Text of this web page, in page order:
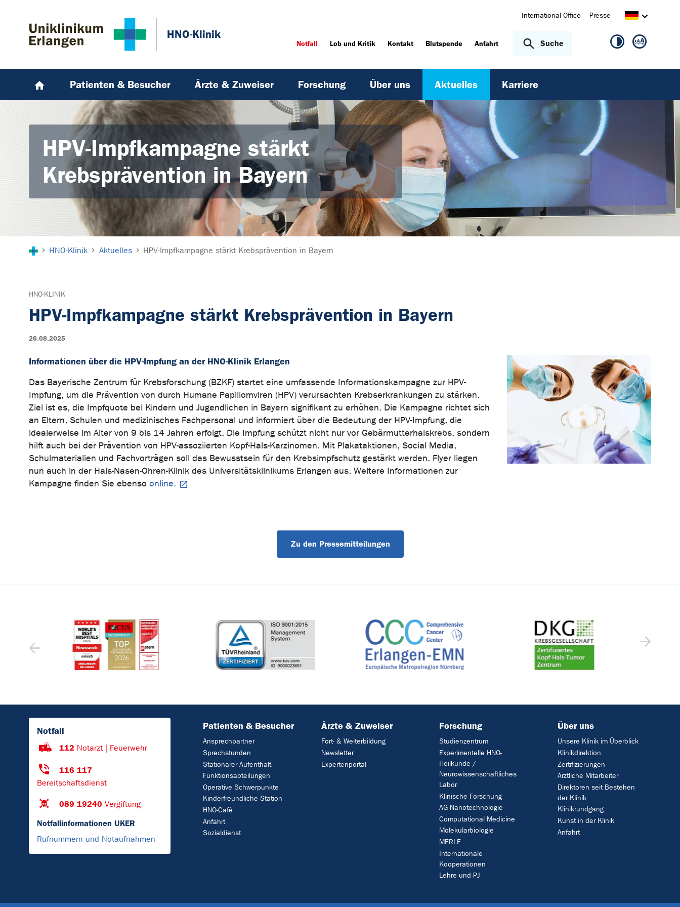
HNO-Klinik
International Office Presse
Notfall Lob und Kritik Kontakt Blutspende Anfahrt Suche
Patienten & Besucher Ärzte & Zuweiser Forschung Über uns Aktuelles Karriere
HPV-Impfkampagne stärkt
Krebsprävention in Bayern
HNO-Klinik Aktuelles HPV-Impfkampagne stärkt Krebsprävention in Bayern
HNO-KLINIK
HPV-Impfkampagne stärkt Krebsprävention in Bayern
26.08.2025
Informationen über die HPV-Impfung an der HNO-Klinik Erlangen
Das Bayerische Zentrum für Krebsforschung (BZKF) startet eine umfassende Informationskampagne zur HPV-
Impfung, um die Prävention von durch Humane Papillomviren (HPV) verursachten Krebserkrankungen zu stärken.
Ziel ist es, die Impfquote bei Kindern und Jugendlichen in Bayern signifikant zu erhöhen. Die Kampagne richtet sich
an Eltern, Schulen und medizinisches Fachpersonal und informiert über die Bedeutung der HPV-Impfung, die
idealerweise im Alter von 9 bis 14 Jahren erfolgt. Die Impfung schützt nicht nur vor Gebärmutterhalskrebs, sondern
hilft auch bei der Prävention von HPV-assoziierten Kopf-Hals-Karzinomen. Mit Plakataktionen, Social Media,
Schulmaterialien und Fachvorträgen soll das Bewusstsein für den Krebsimpfschutz gestärkt werden. Flyer liegen
nun auch in der Hals-Nasen-Ohren-Klinik des Universitätsklinikums Erlangen aus. Weitere Informationen zur
Kampagne finden Sie ebenso online.
Zu den Pressemitteilungen
Notfall
112 Notarzt | Feuerwehr
116 117
Bereitschaftsdienst
089 19240 Vergiftung
Notfallinformationen UKER
Rufnummern und Notaufnahmen
Patienten & Besucher
Ansprechpartner
Sprechstunden
Stationärer Aufenthalt
Funktionsabteilungen
Operative Schwerpunkte
Kinderfreundliche Station
HNO-Café
Anfahrt
Sozialdienst
Ärzte & Zuweiser
Fort- & Weiterbildung
Newsletter
Expertenportal
Forschung
Studienzentrum
Experimentelle HNO-
Heilkunde /
Neurowissenschaftliches
Labor
Klinische Forschung
AG Nanotechnologie
Computational Medicine
Molekularbiologie
MERLE
Internationale
Kooperationen
Lehre und PJ
Über uns
Unsere Klinik im Überblick
Klinikdirektion
Zertifizierungen
Ärztliche Mitarbeiter
Direktoren seit Bestehen
der Klinik
Klinikrundgang
Kunst in der Klinik
Anfahrt